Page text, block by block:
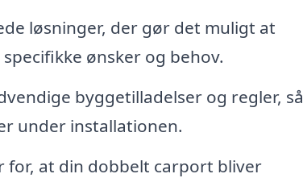
løsninger, der gør det muligt at
ønsker og behov.
byggetilladelser og regler, så
under installationen.
at din dobbelt carport bliver